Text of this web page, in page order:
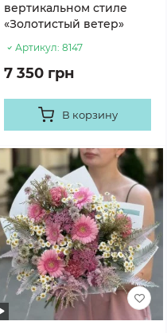
вертикальном стиле
«Золотистый ветер»
Артикул: 8147
7 350 грн
В корзину